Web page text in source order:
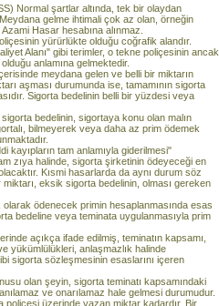
Normal şartlar altında, tek bir olaydan
gelme ihtimali çok az olan, örneğin
Hasar hesabına alınmaz.
yürürlükte olduğu coğrafik alandır.
Alanı" gibi terimler, o tekne poliçesinin ancak
anlamına gelmektedir.
meydana gelen ve belli bir miktarın
aşması durumunda ise, tamamının sigorta
Sigorta bedelinin belli bir yüzdesi veya
bedelinin, sigortaya konu olan malın
bilmeyerek veya daha az prim ödemek
kayıpların tam anlamıyla giderilmesi"
zıya halinde, sigorta şirketinin ödeyeceği en
Kısmi hasarlarda da aynı durum söz
eksik sigorta bedelinin, olması gereken
ödenecek primin hesaplanmasında esas
bedeline veya teminata uygulanmasıyla prim
açıkça ifade edilmiş, teminatın kapsamı,
yükümlülükleri, anlaşmazlık halinde
sigorta sözleşmesinin esaslarını içeren
olan şeyin, sigorta teminatı kapsamındaki
ve onarılamaz hale gelmesi durumudur.
üzerinde yazan miktar kadardır. Bir